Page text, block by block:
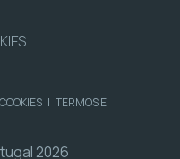
| TERMOS E
2026